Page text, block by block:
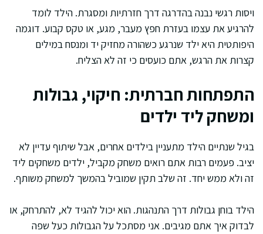
ויסות רגשי נבנה בהדרגה דרך חזרתיות ומסגרת. הילד לומד
להרגיע את עצמו בעזרת חפץ מעבר, מגע, או טקס קבוע. דוגמה
היפותטית היא ילד שנרגע כשהורה מחזיק יד ומנסח במילים
קצרות את הרגש, אתם כועסים כי זה לא הצליח.
התפתחות חברתית: חיקוי, גבולות
ומשחק ליד ילדים
בגיל שנתיים הילד מתעניין בילדים אחרים, אבל שיתוף עדיין לא
יציב. פעמים רבות אתם רואים משחק מקביל, ילדים משחקים ליד
זה ולא ממש יחד. זה שלב תקין שמוביל בהמשך למשחק משותף.
הילד בוחן גבולות דרך התנהגות. הוא יכול להגיד לא, להתרחק, או
לבדוק איך אתם מגיבים. אני מסתכל על הגבולות כעל שפה